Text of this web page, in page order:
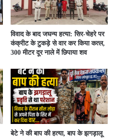
विवाद के बाद जघन्य हत्या: सिर-चेहरे पर
कंक्रीट के टुकड़े से वार कर किया कत्ल,
300 मीटर दूर नाले में छिपाया शव
बेटे ने की बाप की हत्या, बाप के झगड़ालू